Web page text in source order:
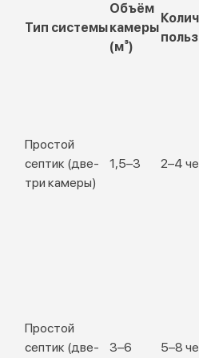
Тип системы
Объём
камеры
(м³)
Простой
септик (две-
три камеры)
1,5–3 2–4
Простой
септик (две-
3–6 5–8